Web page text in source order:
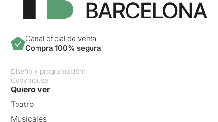
Canal oficial de venta
Compra 100% segura
Diseño y programación:
Copymouse
Quiero ver
Teatro
Musicales